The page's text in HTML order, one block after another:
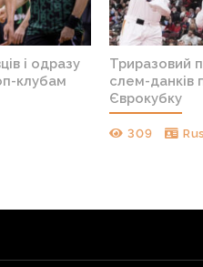
і одразу
клубам
Триразовий
слем-данків
Єврокубку
309